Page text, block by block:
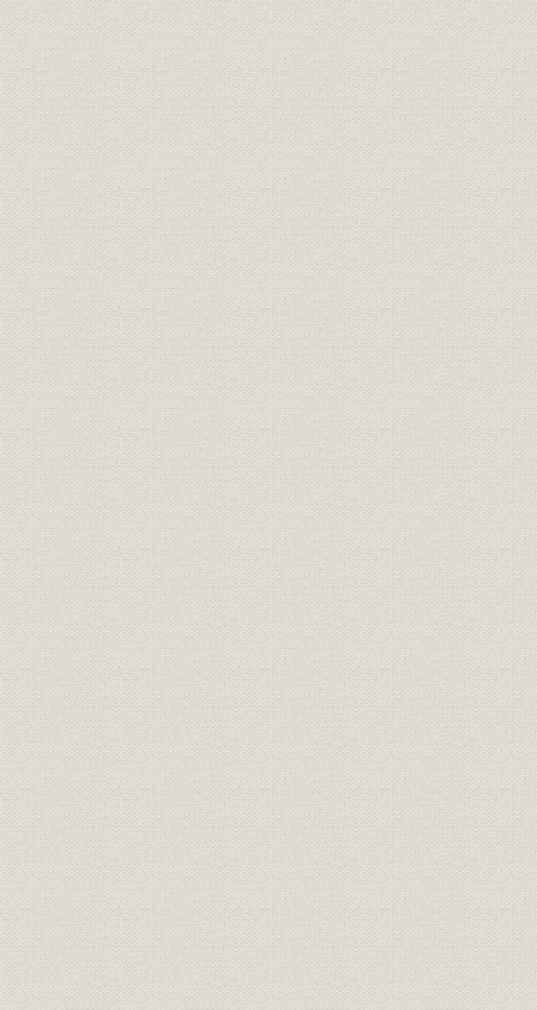
1. 第1次世界大戦と三井物産
2. 海運業の飛躍的拡大
3. 業績
第4章 慢性不況下の海運
第1節 海運不況
第2節 大阪商船の積極策
1. 合理化と郵商協調
2. 不況期における積極策
3. 業績
第3節 三井物産船舶部のコモンキャリヤー化
1. 経営方針と経営組織
2. 経営活動の自立化
3. 業績の推移
第5章 日本海運業の躍進
第1節 日中戦争と海運
第2節 大阪商船の躍進
1. 経営方針と経営組織
2. 航路の再編成
3. 業績の推移
第3節 三井物産船舶部の飛躍